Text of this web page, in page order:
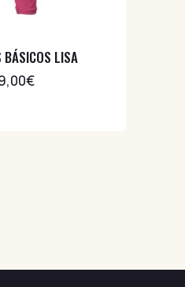
BÁSICOS LISA
€